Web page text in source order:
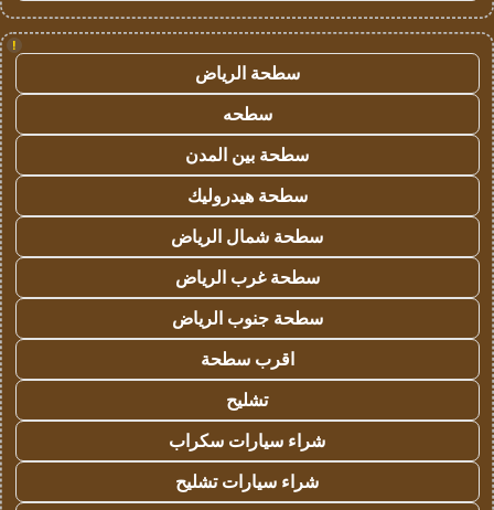
!
سطحة الرياض
سطحه
سطحة بين المدن
سطحة هيدروليك
سطحة شمال الرياض
سطحة غرب الرياض
سطحة جنوب الرياض
اقرب سطحة
تشليح
شراء سيارات سكراب
شراء سيارات تشليح